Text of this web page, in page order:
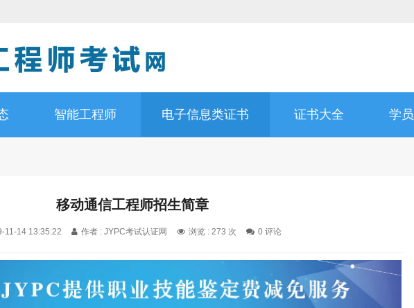
智能工程师 电子信息类证书 证书大全 学
移动通信工程师招生简章
11-14 13:35:22 作者 : JYPC考试认证网 浏览 : 273 次 0 评论